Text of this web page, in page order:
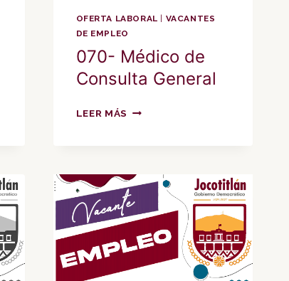
OFERTA LABORAL
VACANTES
DE EMPLEO
070- Médico de
Consulta General
LEER MÁS 070-
GENERAL